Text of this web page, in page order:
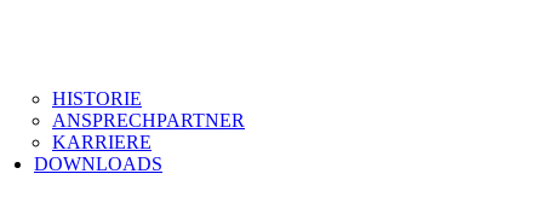
HISTORIE
ANSPRECHPARTNER
KARRIERE
DOWNLOADS